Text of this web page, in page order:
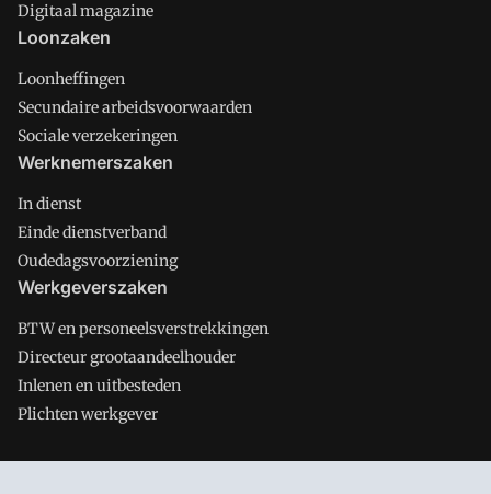
Digitaal magazine
Loonzaken
Loonheffingen
Secundaire arbeidsvoorwaarden
Sociale verzekeringen
Werknemerszaken
In dienst
Einde dienstverband
Oudedagsvoorziening
Werkgeverszaken
BTW en personeelsverstrekkingen
Directeur grootaandeelhouder
Inlenen en uitbesteden
Plichten werkgever